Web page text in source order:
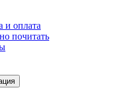
и оплата
почитать